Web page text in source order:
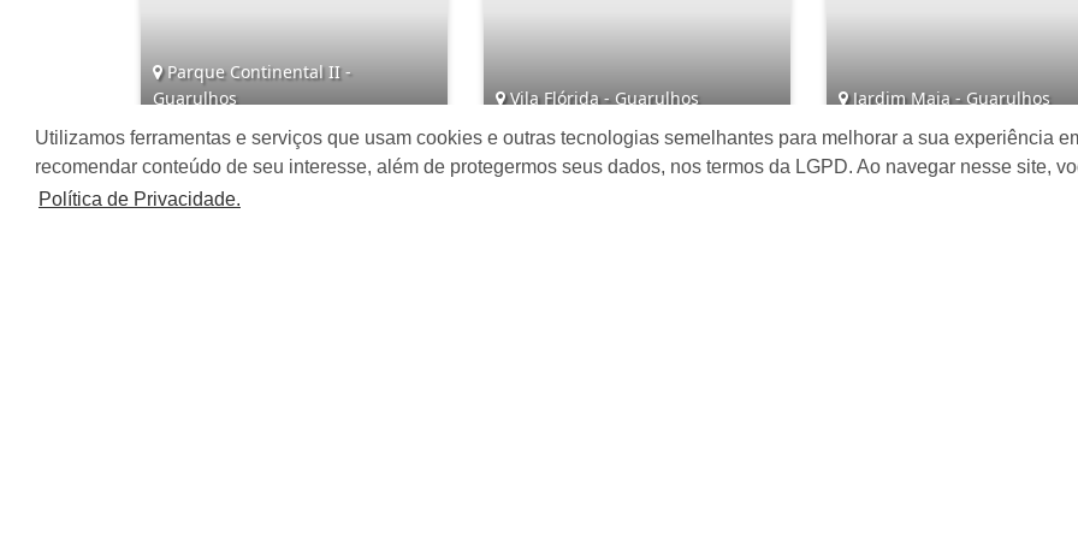
Utilizamos ferramentas e serviços que usam cookies e outras tecnologias semelhantes para melhorar a sua experiência
recomendar conteúdo de seu interesse, além de protegermos seus dados, nos termos da LGPD. Ao navegar nesse site,
Política de Privacidade.
Parque Continental II -
Guarulhos
3 3 2
Vila Flórida - Guarulhos
3 2 4
Jardim Maia - Guarulhos
3 6